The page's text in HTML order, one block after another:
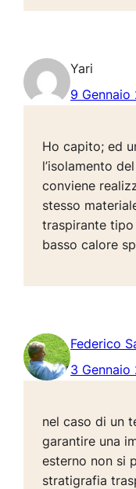
Yari
9 Gennaio
Ho capito; ed
l’isolamento
conviene
stesso
traspirante
basso calore
Federico
3 Gennaio
nel caso di un
garantire una
esterno non si
stratigrafia